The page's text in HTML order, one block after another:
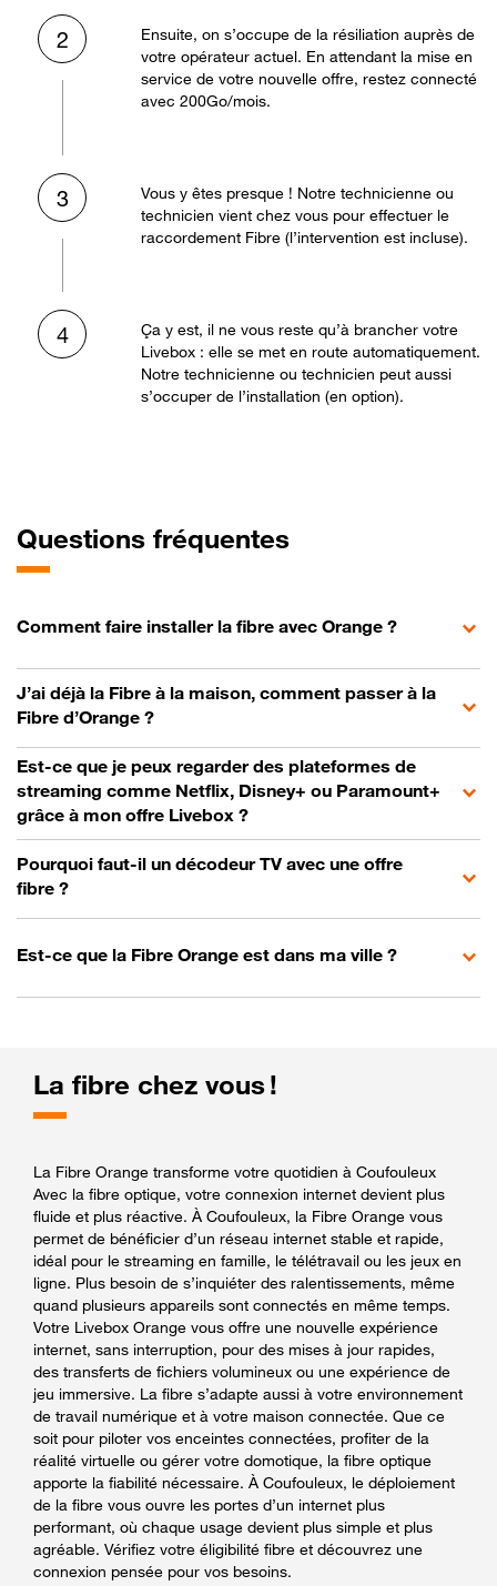
2
Ensuite, on s’occupe de la résiliation auprès de
votre opérateur actuel. En attendant la mise en
service de votre nouvelle offre, restez connecté
avec 200Go/mois.
3
Vous y êtes presque ! Notre technicienne ou
technicien vient chez vous pour effectuer le
raccordement Fibre (l’intervention est incluse).
4
Ça y est, il ne vous reste qu’à brancher votre
Livebox : elle se met en route automatiquement.
Notre technicienne ou technicien peut aussi
s’occuper de l’installation (en option).
Questions fréquentes
Comment faire installer la fibre avec Orange ?
J’ai déjà la Fibre à la maison, comment passer à la
Fibre d’Orange ?
Est-ce que je peux regarder des plateformes de
streaming comme Netflix, Disney+ ou Paramount+
grâce à mon offre Livebox ?
Pourquoi faut-il un décodeur TV avec une offre
fibre ?
Est-ce que la Fibre Orange est dans ma ville ?
La fibre chez vous !
La Fibre Orange transforme votre quotidien à Coufouleux
Avec la fibre optique, votre connexion internet devient plus
fluide et plus réactive. À Coufouleux, la Fibre Orange vous
permet de bénéficier d’un réseau internet stable et rapide,
idéal pour le streaming en famille, le télétravail ou les jeux en
ligne. Plus besoin de s’inquiéter des ralentissements, même
quand plusieurs appareils sont connectés en même temps.
Votre Livebox Orange vous offre une nouvelle expérience
internet, sans interruption, pour des mises à jour rapides,
des transferts de fichiers volumineux ou une expérience de
jeu immersive. La fibre s’adapte aussi à votre environnement
de travail numérique et à votre maison connectée. Que ce
soit pour piloter vos enceintes connectées, profiter de la
réalité virtuelle ou gérer votre domotique, la fibre optique
apporte la fiabilité nécessaire. À Coufouleux, le déploiement
de la fibre vous ouvre les portes d’un internet plus
performant, où chaque usage devient plus simple et plus
agréable. Vérifiez votre éligibilité fibre et découvrez une
connexion pensée pour vos besoins.